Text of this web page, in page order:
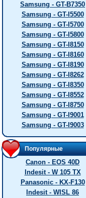
Samsung - GT-B7350
Samsung - GT-I5500
Samsung - GT-I5700
Samsung - GT-I5800
Samsung - GT-I8150
Samsung - GT-I8160
Samsung - GT-I8190
Samsung - GT-I8262
Samsung - GT-I8350
Samsung - GT-I8552
Samsung - GT-I8750
Samsung - GT-I9001
Samsung - GT-I9003
Популярные
Canon - EOS 40D
Indesit - W 105 TX
Panasonic - KX-F130
Indesit - WISL 86